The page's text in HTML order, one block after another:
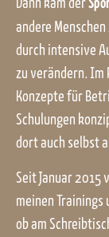
andere
durch intensive
zu verändern.
Konzepte für
Schulungen
dort auch selbst
Seit Januar 2015
meinen
ob am